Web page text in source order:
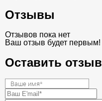
Отзывы
Отзывов пока нет
Ваш отзыв будет первым!
Оставить отзыв